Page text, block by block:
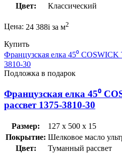
Цвет:
Классический
Цена: 24 388i за м2
Купить
Французская елка 45⁰
3810-30
Подложка в подарок
Французская елка 45⁰
рассвет 1375-3810-30
Размер:
127 x 500 x 15
Покрытие: Шелковое масло
Цвет:
Туманный рассвет